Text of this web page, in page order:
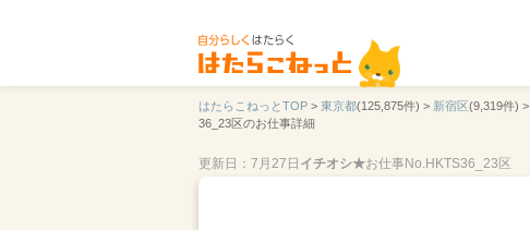
はたらこねっとTOP > 東京都(125,875件) > 新宿区(9,319件) >
36_23区のお仕事詳細
更新日：7月27日 イチオシ★お仕事No.HKTS36_23区